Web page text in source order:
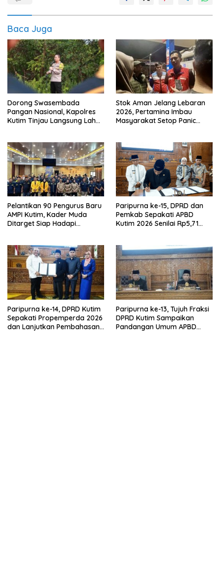
Baca Juga
Dorong Swasembada
Pangan Nasional, Kapolres
Kutim Tinjau Langsung Lahan
Stok Aman Jelang Lebaran
2026, Pertamina Imbau
Masyarakat Setop Panic
Pelantikan 90 Pengurus Baru
AMPI Kutim, Kader Muda
Ditarget Siap Hadapi
Paripurna ke-15, DPRD dan
Pemkab Sepakati APBD
Kutim 2026 Senilai Rp5,71
Paripurna ke-14, DPRD Kutim
Sepakati Propemperda 2026
dan Lanjutkan Pembahasan
Paripurna ke-13, Tujuh Fraksi
DPRD Kutim Sampaikan
Pandangan Umum APBD